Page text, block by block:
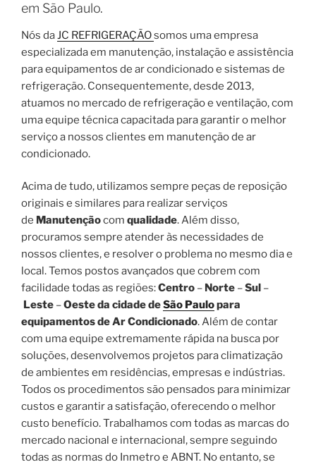
em São Paulo.
Nós daJC REFRIGERAÇÃOsomos uma empresa
especializada em manutenção, instalação e assistência
para equipamentos de ar condicionado e sistemas de
refrigeração. Consequentemente, desde 2013,
atuamos no mercado de refrigeração e ventilação, com
uma equipe técnica capacitada para garantir o melhor
serviço a nossos clientes em manutenção de ar
condicionado.
Acima de tudo, utilizamos sempre peças de reposição
originais e similares para realizar serviços
de Manutençãocom qualidade. Além disso,
procuramos sempre atender às necessidades de
nossos clientes, e resolver o problema no mesmo dia e
local. Temos postos avançados que cobrem com
facilidade todas as regiões:Centro – Norte –Sul –
Leste –Oeste da cidade deSão Paulopara
equipamentos de Ar Condicionado. Além de contar
com uma equipe extremamente rápida na busca por
soluções, desenvolvemos projetos para climatização
de ambientes em residências, empresas e indústrias.
Todos os procedimentos são pensados para minimizar
custos e garantir a satisfação, oferecendo o melhor
custo benefício. Trabalhamos com todas as marcas do
mercado nacional e internacional, sempre seguindo
todas as normas do Inmetro e ABNT. No entanto, se